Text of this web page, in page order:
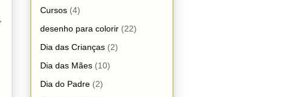
Cursos (4)
desenho para colorir (22)
Dia das Crianças (2)
Dia das Mães (10)
Dia do Padre (2)